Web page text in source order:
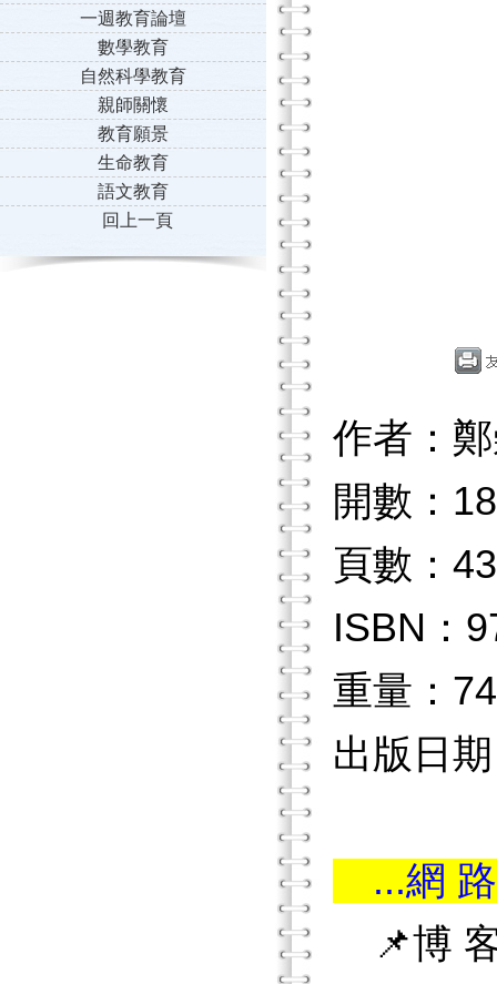
一週教育論壇
數學教育
自然科學教育
親師關懷
教育願景
生命教育
語文教育
回上一頁
作者：
開數：18
頁數：
ISBN：
重量：
出版日
...網
📌博